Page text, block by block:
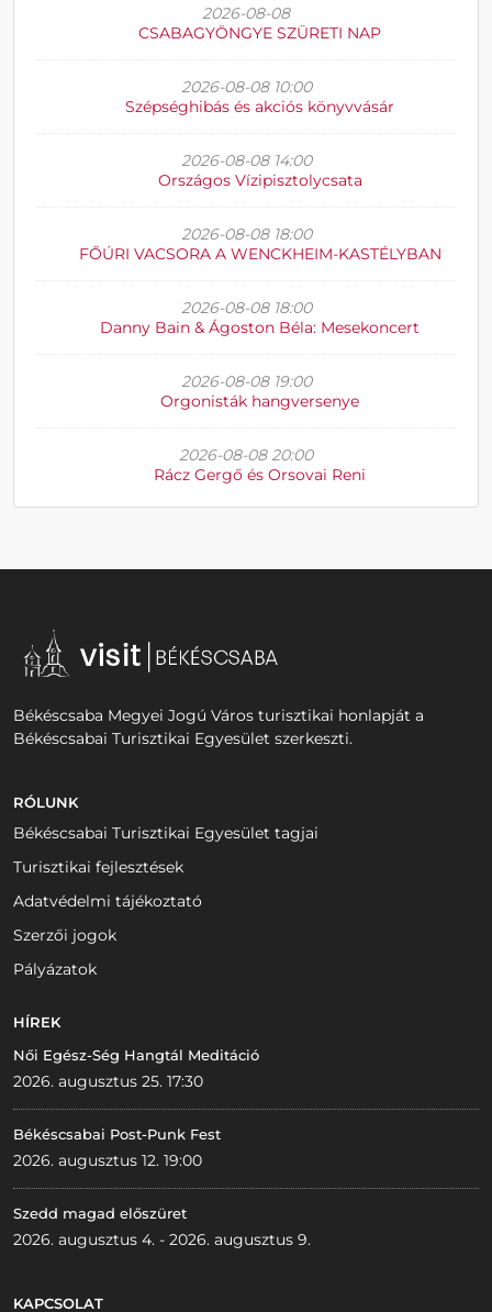
2026-08-08
CSABAGYÖNGYE SZÜRETI NAP
2026-08-08 10:00
Szépséghibás és akciós könyvvásár
2026-08-08 14:00
Országos Vízipisztolycsata
2026-08-08 18:00
FŐÚRI VACSORA A WENCKHEIM-KASTÉLYBAN
2026-08-08 18:00
Danny Bain & Ágoston Béla: Mesekoncert
2026-08-08 19:00
Orgonisták hangversenye
2026-08-08 20:00
Rácz Gergő és Orsovai Reni
Békéscsaba Megyei Jogú Város turisztikai honlapját a
Békéscsabai Turisztikai Egyesület szerkeszti.
RÓLUNK
Békéscsabai Turisztikai Egyesület tagjai
Turisztikai fejlesztések
Adatvédelmi tájékoztató
Szerzői jogok
Pályázatok
HÍREK
Női Egész-Ség Hangtál Meditáció
2026. augusztus 25. 17:30
Békéscsabai Post-Punk Fest
2026. augusztus 12. 19:00
Szedd magad előszüret
2026. augusztus 4. - 2026. augusztus 9.
KAPCSOLAT